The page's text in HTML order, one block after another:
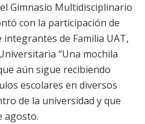
Gimnasio Multidisciplinario
con la participación de
de Familia UAT,
“Una mochila
aún sigue recibiendo
escolares en diversos
de la universidad y que
agosto.